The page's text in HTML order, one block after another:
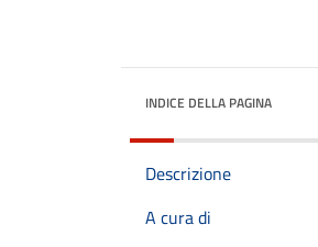
INDICE DELLA PAGINA
Descrizione
A cura di